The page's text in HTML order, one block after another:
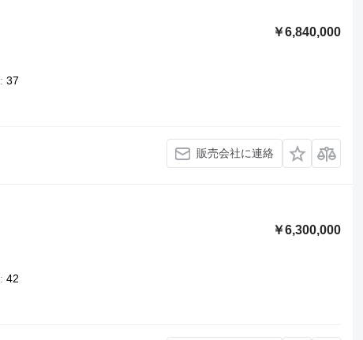
￥6,840,000
37
販売会社に連絡
￥6,300,000
42